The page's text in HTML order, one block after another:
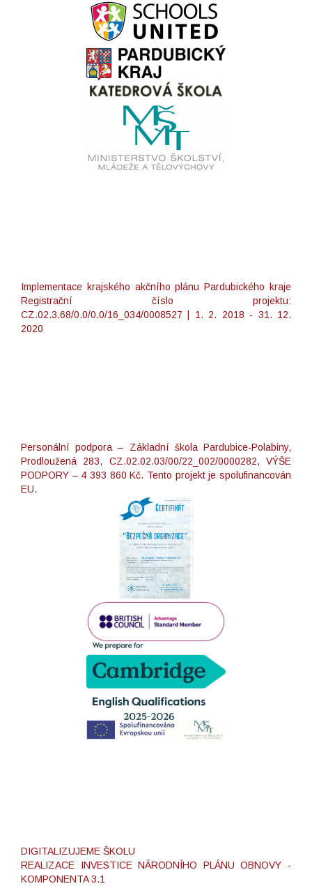
Implementace krajského akčního plánu Pardubického kraje
Registrační číslo projektu:
CZ.02.3.68/0.0/0.0/16_034/0008527 | 1. 2. 2018 - 31. 12.
2020
Personální podpora – Základní škola Pardubice-Polabiny,
Prodloužená 283, CZ.02.02.03/00/22_002/0000282, VÝŠE
PODPORY – 4 393 860 Kč. Tento projekt je spolufinancován
EU.
DIGITALIZUJEME ŠKOLU
REALIZACE INVESTICE NÁRODNÍHO PLÁNU OBNOVY -
KOMPONENTA 3.1